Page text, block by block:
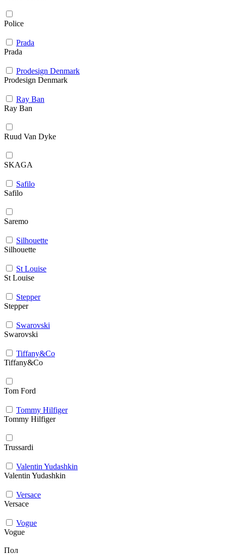
Police
Prada
Prada
Prodesign Denmark
Prodesign Denmark
Ray Ban
Ray Ban
Ruud Van Dyke
SKAGA
Safilo
Safilo
Saremo
Silhouette
Silhouette
St Louise
St Louise
Stepper
Stepper
Swarovski
Swarovski
Tiffany&Co
Tiffany&Co
Tom Ford
Tommy Hilfiger
Tommy Hilfiger
Trussardi
Valentin Yudashkin
Valentin Yudashkin
Versace
Versace
Vogue
Vogue
Пол